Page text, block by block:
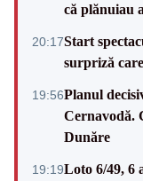
că plănuiau
20:17Start
surpriză
19:56Planul
Cernavodă.
Dunăre
19:19Loto 6/49, 6